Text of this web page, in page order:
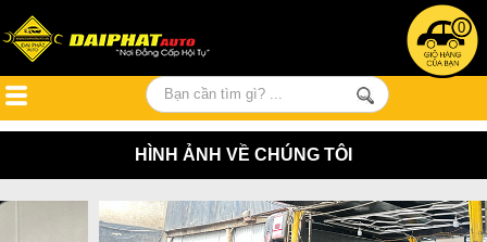
0
HÌNH ẢNH VỀ CHÚNG TÔI